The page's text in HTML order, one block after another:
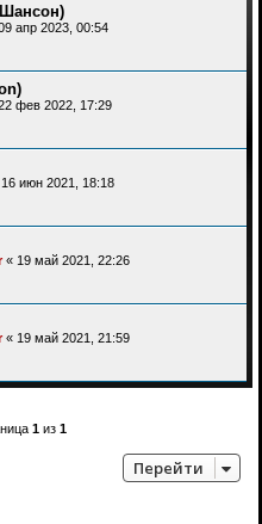
апр 2023, 00:54
фев 2022, 17:29
16 июн 2021, 18:18
« 19 май 2021, 22:26
« 19 май 2021, 21:59
1из 1
Перейти